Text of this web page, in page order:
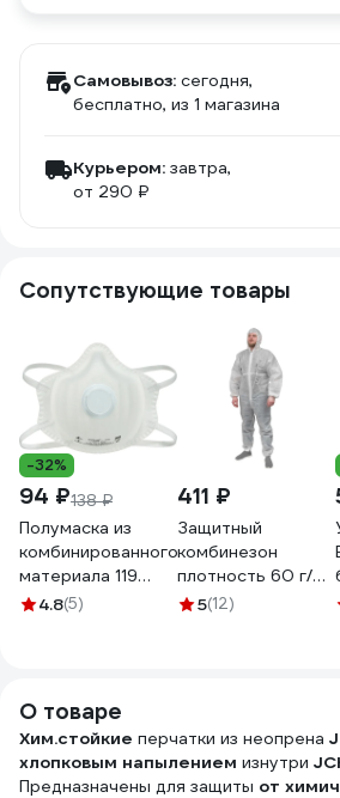
Самовывоз: сегодня,
бесплатно, из 1 магазина
Курьером: завтра,
от 290 ₽
Сопутствующие товары
-32%
94 ₽138 ₽
Полумаска из
комбинированного
материала 119
ЮЛИЯ 20490
4.8(5)
411 ₽
Защитный
комбинезон
плотность 60 г/
м2, размер
5(12)
О товаре
Хим.стойкие перчатки из неопрена
хлопковым напылением изнутри
Предназначены для защиты от